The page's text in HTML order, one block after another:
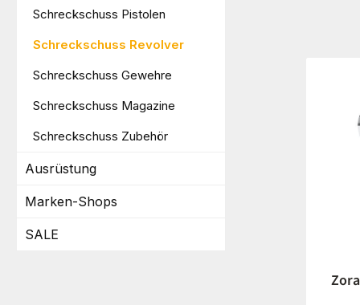
Schreckschuss Pistolen
Schreckschuss Revolver
Schreckschuss Gewehre
Schreckschuss Magazine
Schreckschuss Zubehör
Ausrüstung
Marken-Shops
SALE